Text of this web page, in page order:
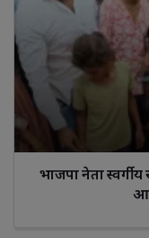
भाजपा नेता